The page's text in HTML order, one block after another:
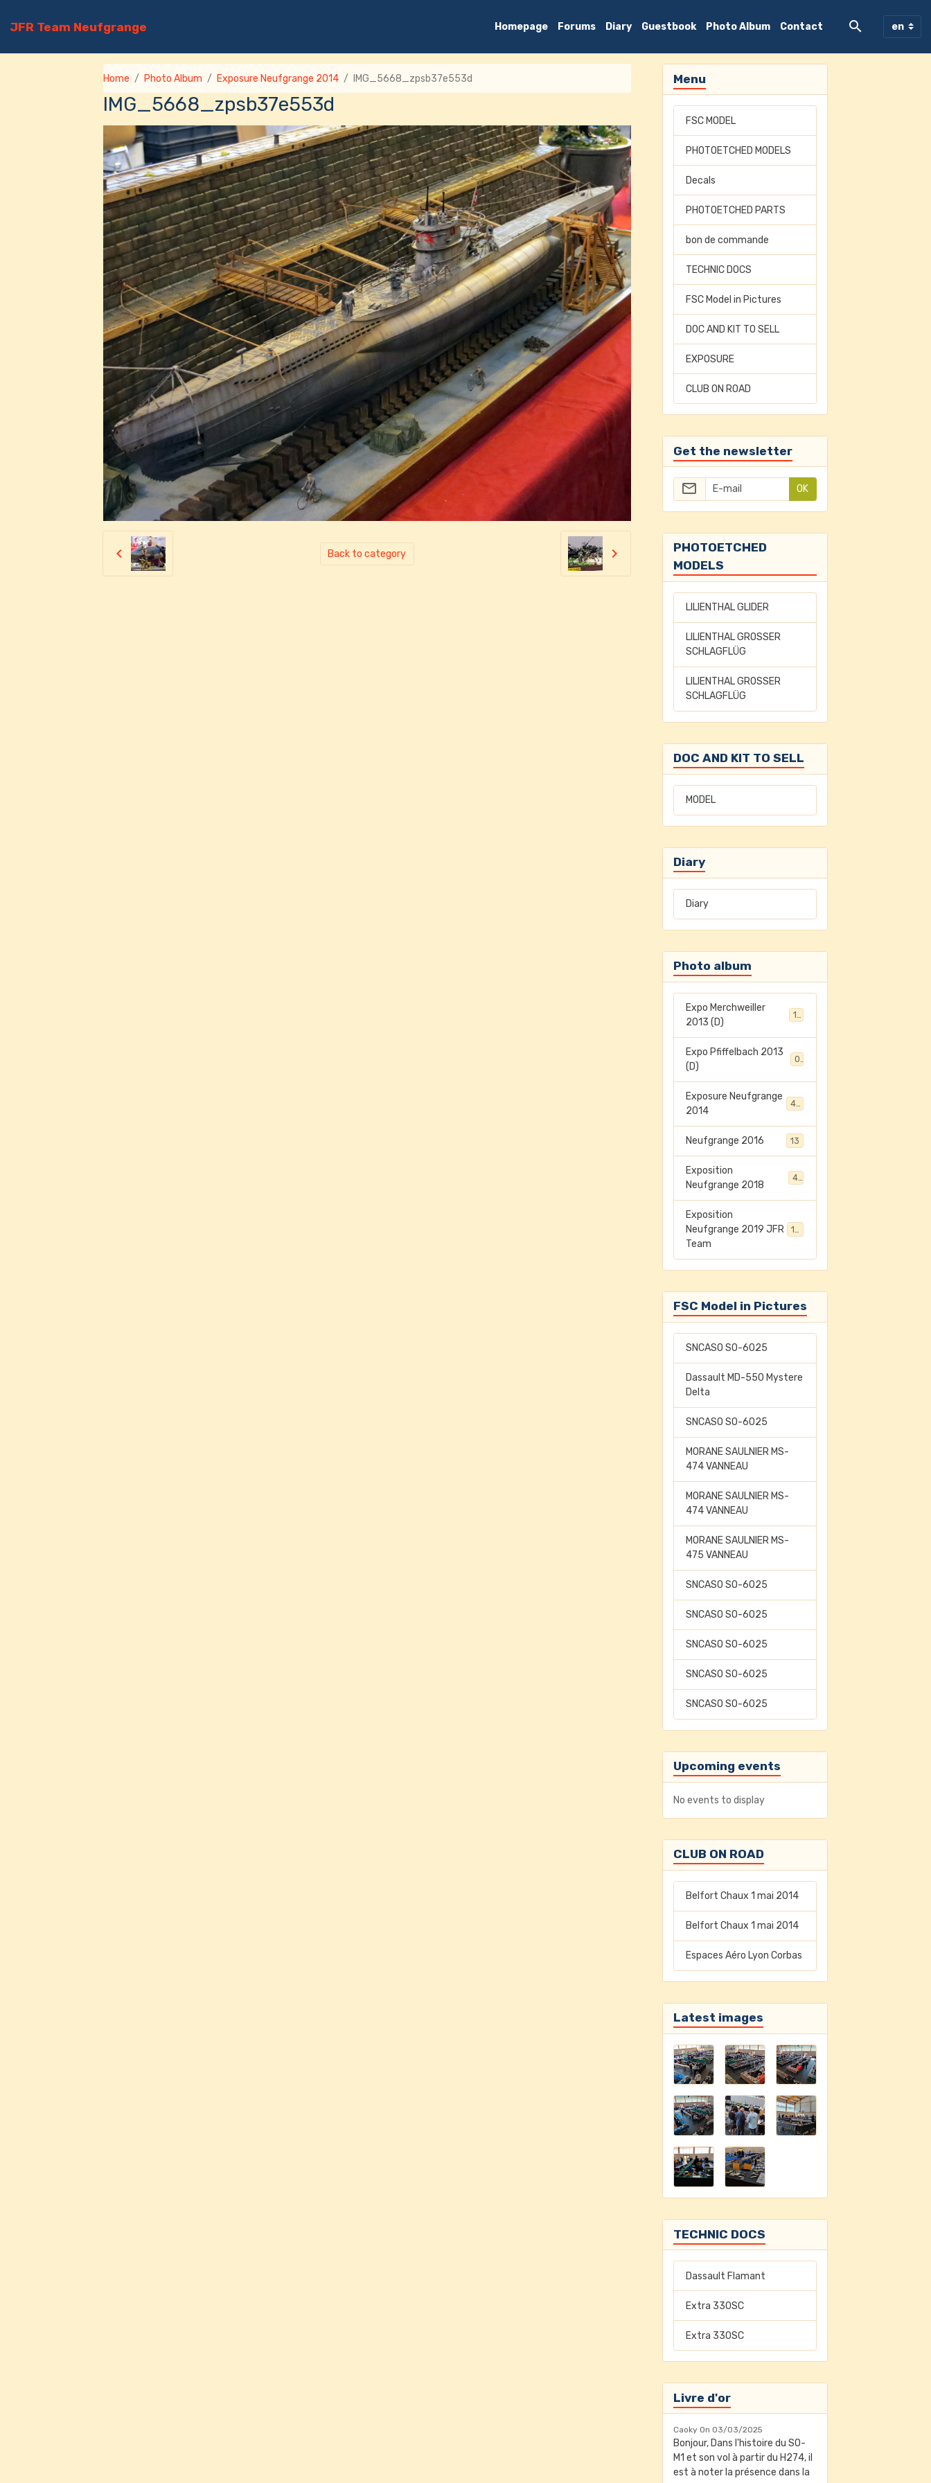
JFR Team Neufgrange Homepage Forums Diary Guestbook Photo Album Contact
Home Photo Album Exposure Neufgrange 2014 IMG_5668_zpsb37e553d
IMG_5668_zpsb37e553d
Back to category
Menu
FSC MODEL
PHOTOETCHED MODELS
Decals
PHOTOETCHED PARTS
bon de commande
TECHNIC DOCS
FSC Model in Pictures
DOC AND KIT TO SELL
EXPOSURE
CLUB ON ROAD
Get the newsletter
OK
PHOTOETCHED
MODELS
LILIENTHAL GLIDER
LILIENTHAL GROSSER
SCHLAGFLÜG
LILIENTHAL GROSSER
SCHLAGFLÜG
DOC AND KIT TO SELL
MODEL
Diary
Diary
Photo album
Expo Merchweiller
2013 (D)
17
Expo Pfiffelbach 2013
(D)
0
Exposure Neufgrange
2014
45
Neufgrange 2016 13
Exposition
Neufgrange 2018
41
Exposition
Neufgrange 2019 JFR
Team
FSC Model in Pictures
SNCASO SO-6025
Dassault MD-550 Mystere
Delta
SNCASO SO-6025
MORANE SAULNIER MS-
474 VANNEAU
MORANE SAULNIER MS-
474 VANNEAU
MORANE SAULNIER MS-
475 VANNEAU
SNCASO SO-6025
SNCASO SO-6025
SNCASO SO-6025
SNCASO SO-6025
SNCASO SO-6025
Upcoming events
No events to display
CLUB ON ROAD
Belfort Chaux 1 mai 2014
Belfort Chaux 1 mai 2014
Espaces Aéro Lyon Corbas
Latest images
TECHNIC DOCS
Dassault Flamant
Extra 330SC
Extra 330SC
Livre d'or
Caoky On 03/03/2025
Bonjour, Dans l'histoire du SO-
M1 et son vol à partir du H274, il
est à noter la présence dans la